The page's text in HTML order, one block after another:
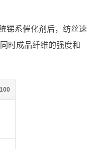
锑系催化剂后，纺丝速
时成品纤维的强度和